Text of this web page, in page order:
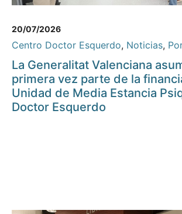
20/07/2026
Centro Doctor Esquerdo, Noticias,
La Generalitat Valenciana
primera vez parte de la
Unidad de Media Estancia
Doctor Esquerdo